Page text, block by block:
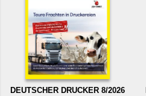
DEUTSCHER DRUCKER 8/2026